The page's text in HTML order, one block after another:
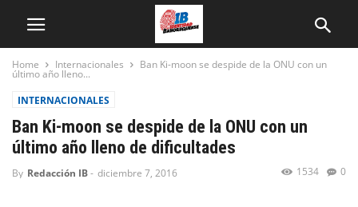
Home Internacionales Ban Ki-moon se despide de la ONU con un
último año lleno...
INTERNACIONALES
Ban Ki-moon se despide de la ONU con un
último año lleno de dificultades
By Redacción IB- diciembre 7, 2016 0
1534